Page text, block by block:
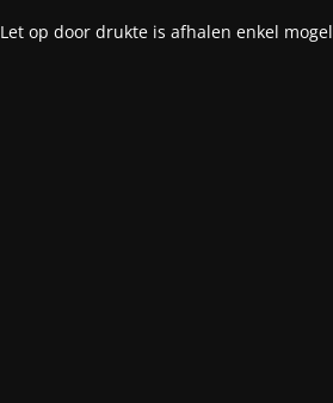
Let op door drukte is afhalen enkel